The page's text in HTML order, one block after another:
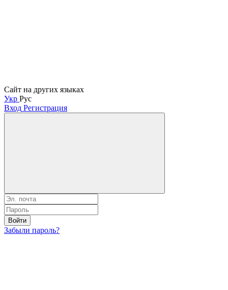
Сайт на других языках
Укр Рус
Вход Регистрация
Войти
Забыли пароль?